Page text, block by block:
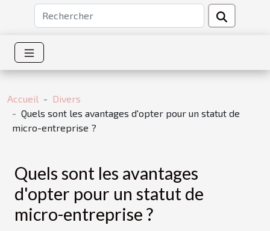
Accueil
Divers
Quels sont les avantages d'opter pour un statut de
micro-entreprise ?
Quels sont les avantages
d'opter pour un statut de
micro-entreprise ?